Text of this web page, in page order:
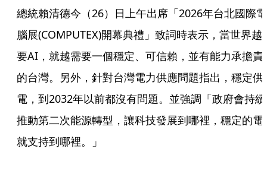
總統賴清德今（26）日上午出席「2026年台北國際電
腦展(COMPUTEX)開幕典禮」致詞時表示，當世界越
要AI，就越需要一個穩定、可信賴，並有能力承擔責
的台灣。另外，針對台灣電力供應問題指出，穩定供
電，到2032年以前都沒有問題。並強調「政府會持續
推動第二次能源轉型，讓科技發展到哪裡，穩定的電
就支持到哪裡。」